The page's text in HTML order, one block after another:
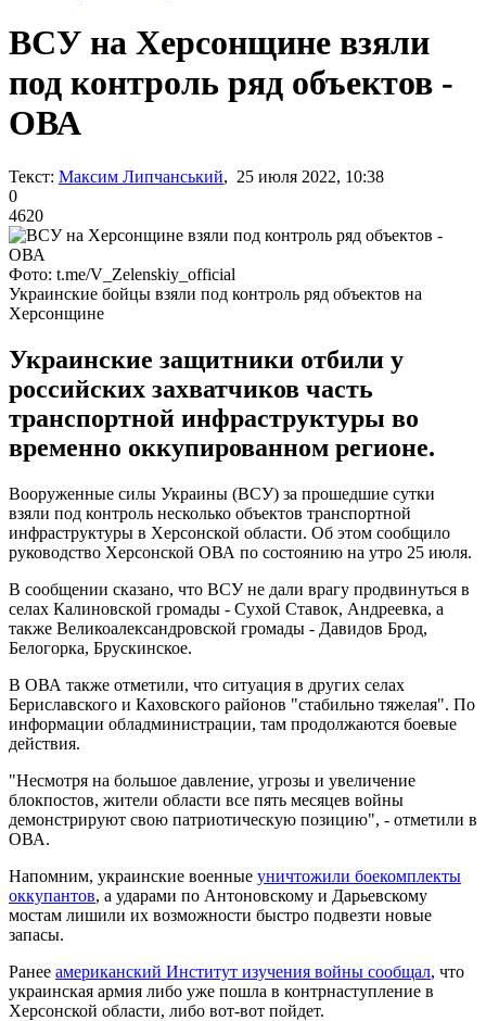
ВСУ на Херсонщине взяли
под контроль ряд объектов -
ОВА
Текст: Максим Липчанський, 25 июля 2022, 10:38
0
4620
Фото: t.me/V_Zelenskiy_official
Украинские бойцы взяли под контроль ряд объектов на
Херсонщине
Украинские защитники отбили у
российских захватчиков часть
транспортной инфраструктуры во
временно оккупированном регионе.
Вооруженные силы Украины (ВСУ) за прошедшие сутки
взяли под контроль несколько объектов транспортной
инфраструктуры в Херсонской области. Об этом сообщило
руководство Херсонской ОВА по состоянию на утро 25 июля.
В сообщении сказано, что ВСУ не дали врагу продвинуться в
селах Калиновской громады - Сухой Ставок, Андреевка, а
также Великоалександровской громады - Давидов Брод,
Белогорка, Брускинское.
В ОВА также отметили, что ситуация в других селах
Бериславского и Каховского районов "стабильно тяжелая". По
информации обладминистрации, там продолжаются боевые
действия.
"Несмотря на большое давление, угрозы и увеличение
блокпостов, жители области все пять месяцев войны
демонстрируют свою патриотическую позицию", - отметили в
ОВА.
Напомним, украинские военные уничтожили боекомплекты
оккупантов, а ударами по Антоновскому и Дарьевскому
мостам лишили их возможности быстро подвезти новые
запасы.
Ранее американский Институт изучения войны сообщал, что
украинская армия либо уже пошла в контрнаступление в
Херсонской области, либо вот-вот пойдет.